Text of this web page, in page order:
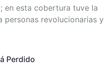
en esta cobertura tuve la
personas revolucionarias y
Perdido